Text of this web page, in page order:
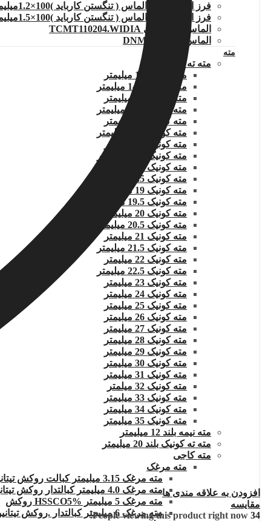
فرز اره ای تمام الماس ( تنگستن کارباید )100×1.2میلیمتر
فرز اره ای تمام الماس ( تنگستن کارباید )100×1.5میلیمتر
الماس تراشکاری TCMT110204.WIDIA
الماس DNMG150608
مته
مته ته کونیک
مته کونیک 14 میلیمتر
مته کونیک 14.5 میلیمتر
مته کونیک 15 میلیمتر
مته کونیک 15.5 میلیمتر
مته کونیک 16 میلیمتر
مته کونیک 16.5 میلیمتر
مته کونیک 17 میلیمتر
مته کونیک 17.5 میلیمتر
مته کونیک 18 میلیمتر
مته کونیک 18.5 میلیمتر
مته کونیک 19 میلیمتر
مته کونیک 19.5 میلیمتر
مته کونیک 20 میلیمتر
مته کونیک 20.5 میلیمتر
مته کونیک 21 میلیمتر
مته کونیک 21.5 میلیمتر
مته کونیک 22 میلیمتر
مته کونیک 22.5 میلیمتر
مته کونیک 23 میلیمتر
مته کونیک 24 میلیمتر
مته کونیک 25 میلیمتر
مته کونیک 26 میلیمتر
مته کونیک 27 میلیمتر
مته کونیک 28 میلیمتر
مته کونیک 29 میلیمتر
مته کونیک 30 میلیمتر
مته کونیک 31 میلیمتر
مته کونیک 32 میلمتر
مته کونیک 33 میلیمتر
مته کونیک 34 میلیمتر
مته کونیک 35 میلیمتر
مته نیمه بلند 12 میلیمتر
مته ته کونیک بلند 20 میلیمتر
مته کاجی
مته مرغک
مته مرغک 3.15 میلیمتر کبالت روکش تیتانیوم
مته مرغک 4.0 میلیمتر کبالتدار روکش تیتانیوم
مته مرغک 5 میلیمتر HSSCO5% روکش
مته مرغک 6 میلیمتر کبالتدار .روکش تیتانیوم
افزودن به علاقه مندی ها
مقایسه
34